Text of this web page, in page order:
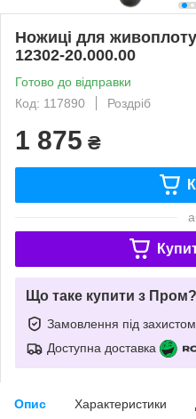
Ножиці для
12302-20.000.00
Готово до відправки
Код: 117890
Роздріб
1 875 ₴
Що таке купити з Пром?
Замовлення під захистом
Доступна доставка
Опис Характеристики